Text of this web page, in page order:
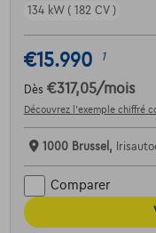
134 kW ( 182 CV )
€15.990 1
Dès €317,05/mois
Découvrez l’exemple chiffré
1000 Brussel,
Comparer